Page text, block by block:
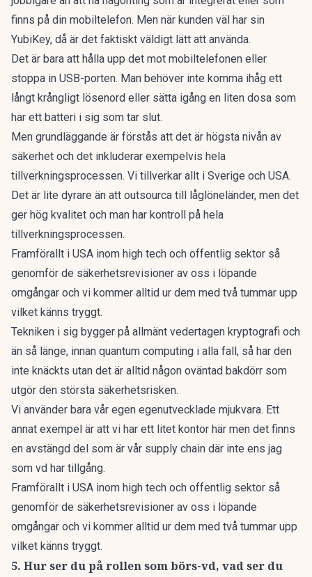
finns på din mobiltelefon. Men när kunden väl har sin
YubiKey, då är det faktiskt väldigt lätt att använda.
Det är bara att hålla upp det mot mobiltelefonen eller
stoppa in USB-porten. Man behöver inte komma ihåg ett
långt krångligt lösenord eller sätta igång en liten dosa som
har ett batteri i sig som tar slut.
Men grundläggande är förstås att det är högsta nivån av
säkerhet och det inkluderar exempelvis hela
tillverkningsprocessen. Vi tillverkar allt i Sverige och USA.
Det är lite dyrare än att outsourca till låglöneländer, men det
ger hög kvalitet och man har kontroll på hela
tillverkningsprocessen.
Framförallt i USA inom high tech och offentlig sektor så
genomför de säkerhetsrevisioner av oss i löpande
omgångar och vi kommer alltid ur dem med två tummar upp
vilket känns tryggt.
Tekniken i sig bygger på allmänt vedertagen kryptografi och
än så länge, innan quantum computing i alla fall, så har den
inte knäckts utan det är alltid någon oväntad bakdörr som
utgör den största säkerhetsrisken.
Vi använder bara vår egen egenutvecklade mjukvara. Ett
annat exempel är att vi har ett litet kontor här men det finns
en avstängd del som är vår supply chain där inte ens jag
som vd har tillgång.
Framförallt i USA inom high tech och offentlig sektor så
genomför de säkerhetsrevisioner av oss i löpande
omgångar och vi kommer alltid ur dem med två tummar upp
vilket känns tryggt.
5. Hur ser du på rollen som börs-vd, vad ser du